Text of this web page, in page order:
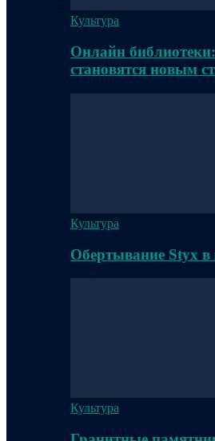
Культура
Онлайн
становятся новым
Культура
Обертывание Styx в
Культура